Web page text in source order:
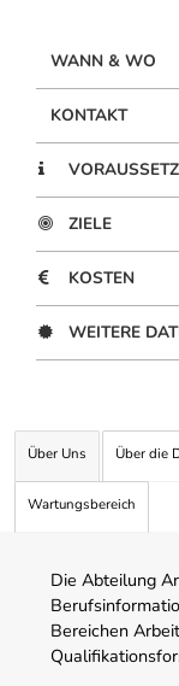
WANN & WO
KONTAKT
ZIELE
KOSTEN
WEITERE
Über Uns Über die
Wartungsbereich
Die Abteilung
Bereichen